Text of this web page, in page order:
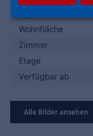
Wohnfläche
Zimmer
Etage
Verfügbar ab
Alle Bilder ansehen